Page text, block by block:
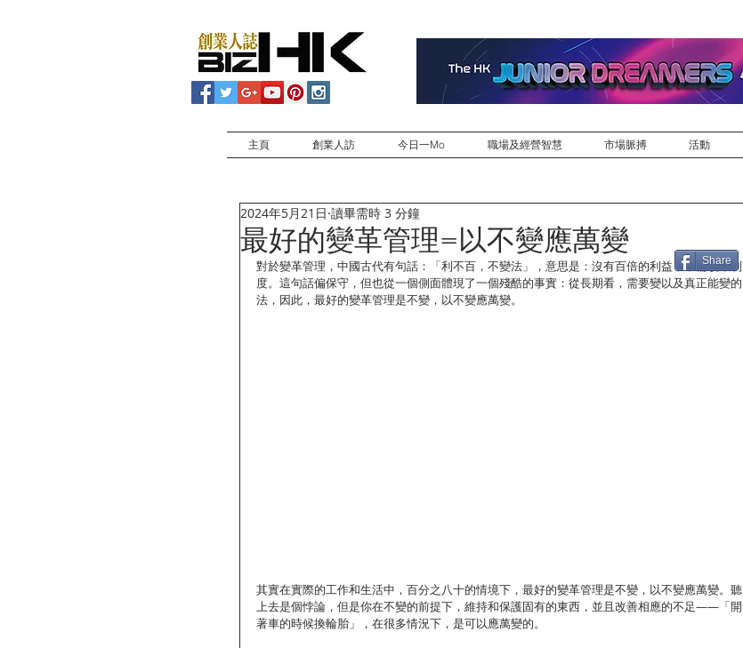
主頁 創業人訪 今日一Mo 職場及經營智慧 市場脈搏 活動
最好的變革管理=以不變應萬變
2024年5月21日 讀畢需時 3 分鐘
對於變革管理，中國古代有句話：「利不百，不變法」，意思是：沒有百倍的利益，不需改革制
度。這句話偏保守，但也從一個側面體現了一個殘酷的事實：從長期看，需要變以及真正能變的
法，因此，最好的變革管理是不變，以不變應萬變。
其實在實際的工作和生活中，百分之八十的情境下，最好的變革管理是不變，以不變應萬變。聽
上去是個悖論，但是你在不變的前提下，維持和保護固有的東西，並且改善相應的不足——「開
著車的時候換輪胎」，在很多情況下，是可以應萬變的。
Share